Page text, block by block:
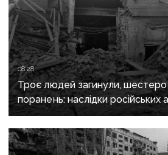
08:28
Троє людей загинули, шестеро
поранень: наслідки російських